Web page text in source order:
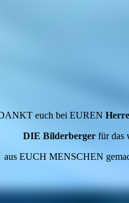
euch bei EUREN
DIE Bilderberger für das
aus EUCH MENSCHEN